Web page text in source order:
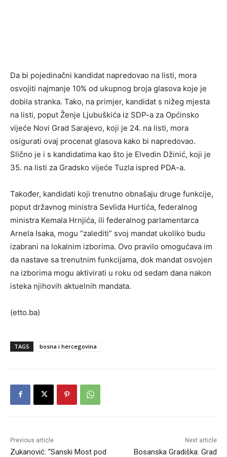
Da bi pojedinačni kandidat napredovao na listi, mora
osvojiti najmanje 10% od ukupnog broja glasova koje je
dobila stranka. Tako, na primjer, kandidat s nižeg mjesta
na listi, poput Ženje Ljubuškića iz SDP-a za Općinsko
vijeće Novi Grad Sarajevo, koji je 24. na listi, mora
osigurati ovaj procenat glasova kako bi napredovao.
Slično je i s kandidatima kao što je Elvedin Džinić, koji je
35. na listi za Gradsko vijeće Tuzla ispred PDA-a.
Također, kandidati koji trenutno obnašaju druge funkcije,
poput državnog ministra Sevlida Hurtića, federalnog
ministra Kemala Hrnjića, ili federalnog parlamentarca
Arnela Isaka, mogu “zalediti” svoj mandat ukoliko budu
izabrani na lokalnim izborima. Ovo pravilo omogućava im
da nastave sa trenutnim funkcijama, dok mandat osvojen
na izborima mogu aktivirati u roku od sedam dana nakon
isteka njihovih aktuelnih mandata.
(etto.ba)
TAGS bosna i hercegovina
Previous article
Zukanović: “Sanski Most pod
Next article
Bosanska Gradiška: Grad